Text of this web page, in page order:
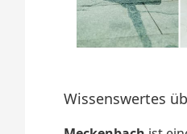
Wissenswertes